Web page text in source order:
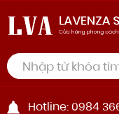
Hotline: 0984